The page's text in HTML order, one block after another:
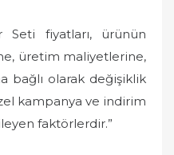
Seti fiyatları, ürünün
üretim maliyetlerine,
bağlı olarak değişiklik
kampanya ve indirim
faktörlerdir.”